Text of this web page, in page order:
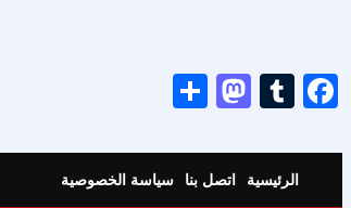
Facebook
Tumblr
Mastodon
الرئيسية اتصل بنا سياسة الخصوصية